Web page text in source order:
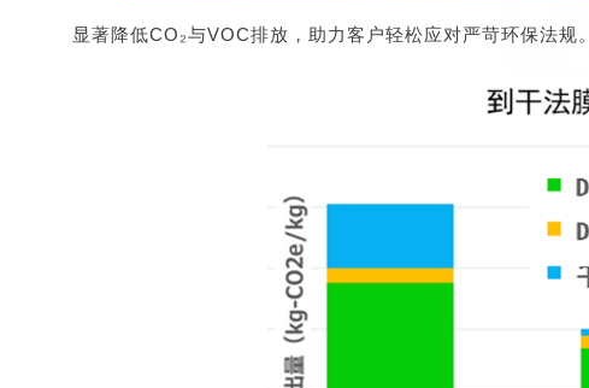
显著降低CO₂与VOC排放，助力客户轻松应对严苛环保法规。